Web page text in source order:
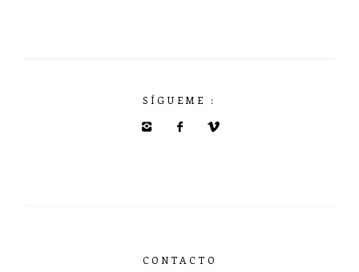
SÍGUEME :
CONTACTO